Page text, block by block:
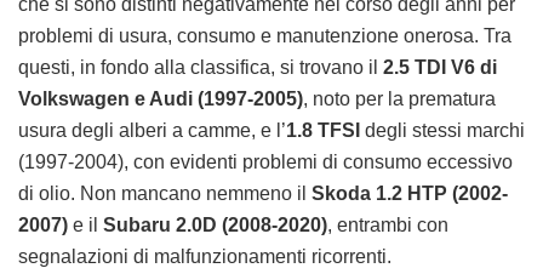
problemi di usura, consumo e manutenzione onerosa. Tra
questi, in fondo alla classifica, si trovano il 2.5 TDI V6 di
Volkswagen e Audi (1997-2005), noto per la prematura
usura degli alberi a camme, e l’1.8 TFSI degli stessi marchi
(1997-2004), con evidenti problemi di consumo eccessivo
di olio. Non mancano nemmeno il Skoda 1.2 HTP (2002-
2007) e il Subaru 2.0D (2008-2020), entrambi con
segnalazioni di malfunzionamenti ricorrenti.